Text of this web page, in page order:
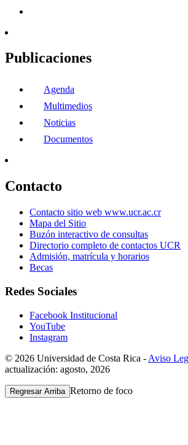
Publicaciones
Agenda
Multimedios
Noticias
Documentos
Contacto
Contacto sitio web www.ucr.ac.cr
Mapa del Sitio
Buzón interactivo de consultas
Directorio completo de contactos UCR
Admisión, matrícula y horarios
Becas
Redes Sociales
Facebook Institucional
YouTube
Instagram
© 2026 Universidad de Costa Rica - Aviso
actualización: agosto, 2026
Regresar Arriba Retorno de foco